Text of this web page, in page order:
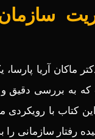
ماکان آریا
به بررسی دقیق و
این کتاب با
رفتار سازمانی